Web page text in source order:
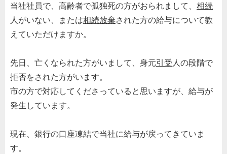
当社社員で、高齢者で孤独死の方がおられまして、 相続
人がいない、または相続放棄された方の給与について教
えていただけますか。
先日、亡くなられた方がいまして、身元引受人の段階で
拒否をされた方がいます。
市の方で対応してくださっていると思いますが、給与が
発生しています。
現在、銀行の口座凍結で当社に給与が戻ってきていま
す。